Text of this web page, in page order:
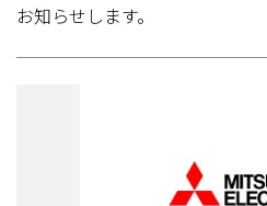
お知らせします。